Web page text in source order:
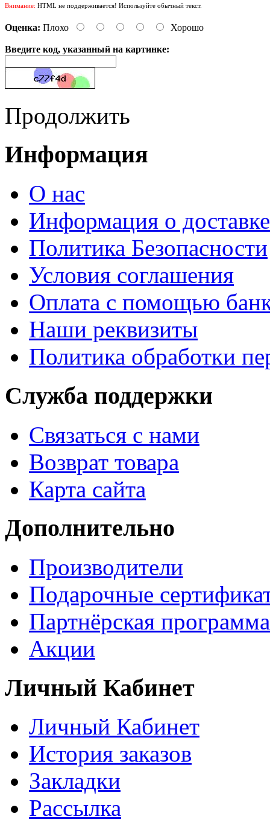
Внимание: HTML не поддерживается! Используйте обычный текст.
Оценка: Плохо Хорошо
Введите код, указанный на картинке:
Продолжить
Информация
О нас
Информация о доставке
Политика Безопасности
Условия соглашения
Оплата с помощью
Наши реквизиты
Политика обработки
Служба поддержки
Связаться с нами
Возврат товара
Карта сайта
Дополнительно
Производители
Подарочные
Партнёрская программа
Акции
Личный Кабинет
Личный Кабинет
История заказов
Закладки
Рассылка